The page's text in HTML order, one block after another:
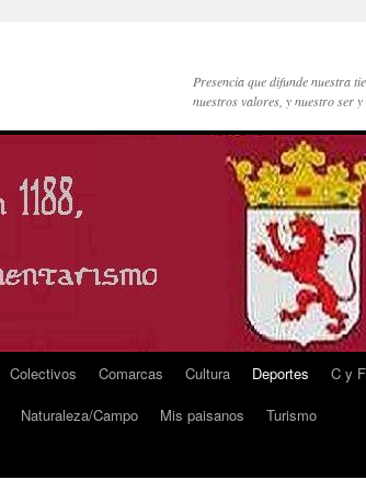
Presencia que difunde nuestra
nuestros valores, y nuestro ser
Colectivos Comarcas Cultura Deportes
C y
Naturaleza/Campo Mis paisanos
Turismo